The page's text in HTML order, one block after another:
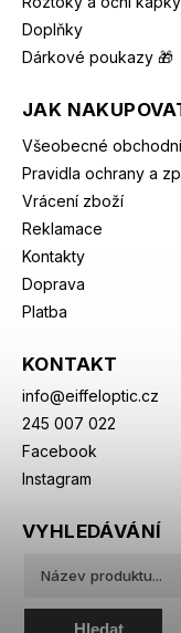
Doplňky
Dárkové poukazy 🎁
JAK
Všeobecné
Pravidla ochrany a
Vrácení zboží
Reklamace
Kontakty
Doprava
Platba
KONTAKT
info@eiffeloptic.cz
245 007 022
Facebook
Instagram
VYHLEDÁVÁNÍ